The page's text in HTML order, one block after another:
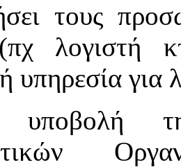
τους
λογιστή
υπηρεσία για